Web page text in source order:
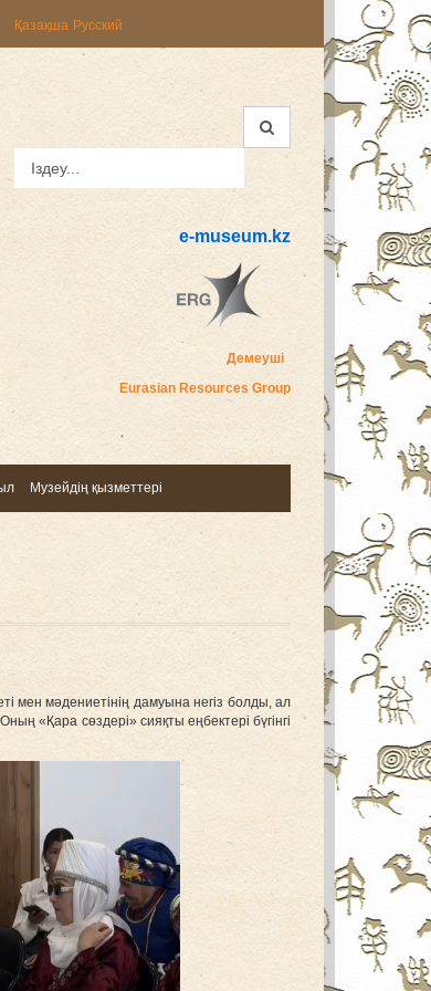
Қазақша Русский
e-museum.kz
Демеуші
Eurasian Resources Group
Музейдің қызметтері
мәдениетінің дамуына негіз болды, ал
«Қара сөздері» сияқты еңбектері бүгінгі